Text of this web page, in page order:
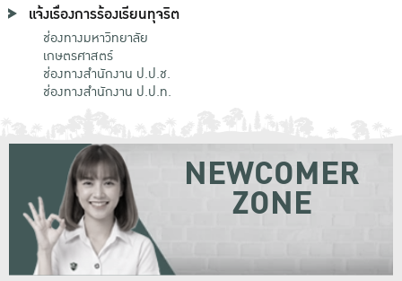
แจ้งเรื่องการร้องเรียนทุจริต
ช่องทางมหาวิทยาลัย
เกษตรศาสตร์
ช่องทางสำนักงาน ป.ป.ช.
ช่องทางสำนักงาน ป.ป.ท.
NEWCOMER
ZONE